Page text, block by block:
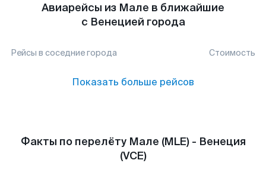
Авиарейсы из Мале в ближайшие
с Венецией города
Рейсы в соседние города Стоимость
Показать больше рейсов
Факты по перелёту Мале (MLE) - Венеция
(VCE)